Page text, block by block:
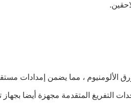
ورق الألومنيوم ، مما يضمن
التفريغ المتقدمة مجهزة أيضا